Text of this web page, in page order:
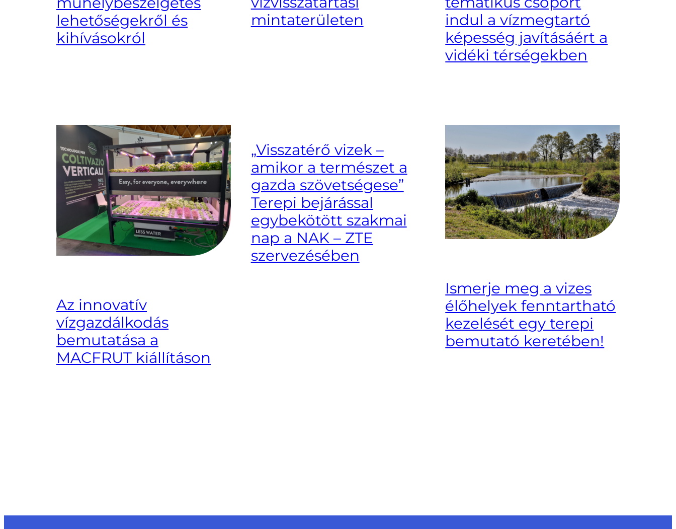
lehetőségekről és
kihívásokról
mintaterületen
indul a vízmegtartó
képesség javításáért a
vidéki térségekben
Az innovatív
vízgazdálkodás
bemutatása a
MACFRUT kiállításon
„Visszatérő vizek –
amikor a természet a
gazda szövetségese”
Terepi bejárással
egybekötött szakmai
nap a NAK – ZTE
szervezésében
Ismerje meg a vizes
élőhelyek fenntartható
kezelését egy terepi
bemutató keretében!